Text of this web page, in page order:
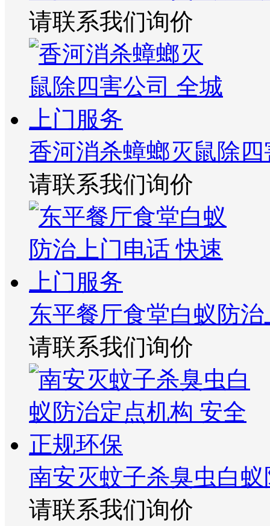
请联系我们询价
香河消杀蟑螂灭鼠除
请联系我们询价
东平餐厅食堂白蚁防
请联系我们询价
南安灭蚊子杀臭虫白
请联系我们询价